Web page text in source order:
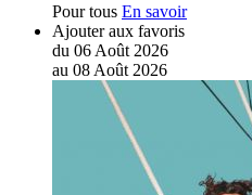
Pour tous En savoir
Ajouter aux favoris
du 06 Août 2026
au 08 Août 2026